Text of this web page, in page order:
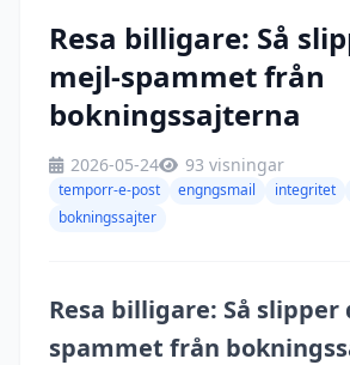
Resa billigare: Så
mejl-spammet från
bokningssajterna
2026-05-24 93 visningar
temporr-e-post engngsmail integritet
bokningssajter
Resa billigare: Så slipper
spammet från